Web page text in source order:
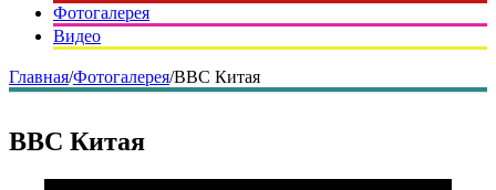
Фотогалерея
Видео
Главная/Фотогалерея/ВВС Китая
ВВС Китая